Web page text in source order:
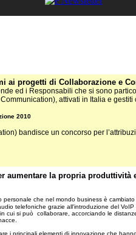
ai progetti di Collaborazione e
ed i Responsabili che si sono
attivati in Italia e gestiti
2010
bandisce un concorso per
aumentare la propria produttività
personale che nel mondo business è
telefoniche grazie all'introduzione del
cui si può collaborare, accorciando le
i principali elementi di innovazione che